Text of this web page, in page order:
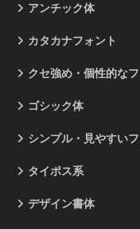
アンチック体
カタカナフォント
クセ強め・個性的な
ゴシック体
シンプル・見やすい
タイポス系
デザイン書体